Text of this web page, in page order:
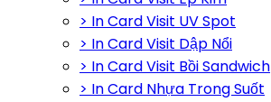
> In Card Visit UV Spot
> In Card Visit Dập Nổi
> In Card Visit Bồi Sandwich
> In Card Nhựa Trong Suốt